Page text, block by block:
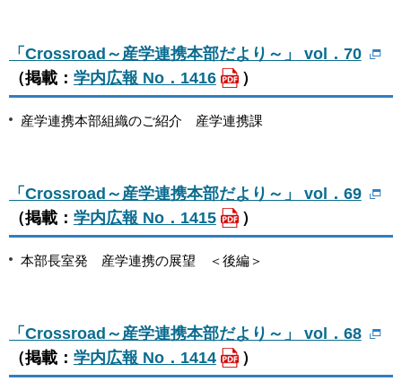
「Crossroad～産学連携本部だより～」 vol．70
（掲載： 学内広報 No．1416 ）
産学連携本部組織のご紹介 産学連携課
「Crossroad～産学連携本部だより～」 vol．69
（掲載： 学内広報 No．1415 ）
本部長室発 産学連携の展望 ＜後編＞
「Crossroad～産学連携本部だより～」 vol．68
（掲載： 学内広報 No．1414 ）